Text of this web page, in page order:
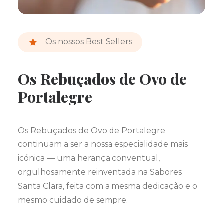
Os nossos Best Sellers
Os Rebuçados de Ovo de
Portalegre
Os Rebuçados de Ovo de Portalegre
continuam a ser a nossa especialidade mais
icónica — uma herança conventual,
orgulhosamente reinventada na Sabores
Santa Clara, feita com a mesma dedicação e o
mesmo cuidado de sempre.